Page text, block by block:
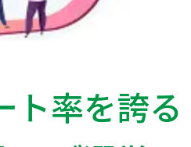
ト率を誇る